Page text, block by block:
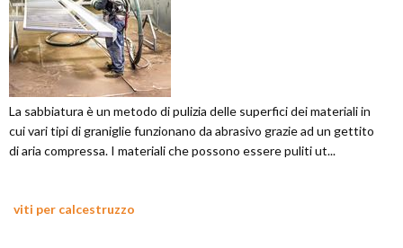
La sabbiatura è un metodo di pulizia delle superfici dei materiali in
cui vari tipi di graniglie funzionano da abrasivo grazie ad un gettito
di aria compressa. I materiali che possono essere puliti ut...
viti per calcestruzzo